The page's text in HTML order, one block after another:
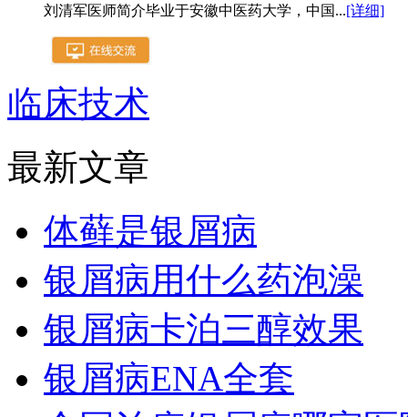
刘清军医师简介毕业于安徽中医药大学，中国...[详细]
临床技术
最新文章
体藓是银屑病
银屑病用什么药泡澡
银屑病卡泊三醇效果
银屑病ENA全套